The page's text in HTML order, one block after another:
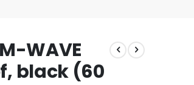
WAVE
black (60